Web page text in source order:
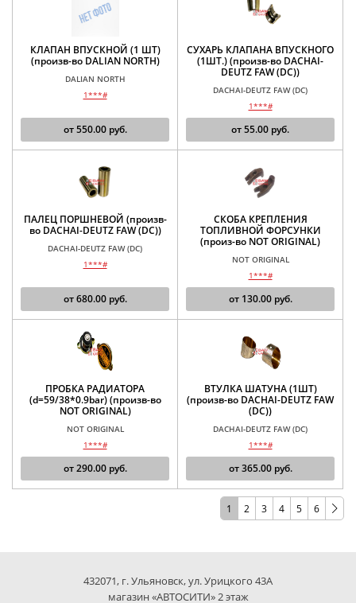
КЛАПАН ВПУСКНОЙ (1 ШТ)
(произв-во DALIAN NORTH)
DALIAN NORTH
1***#
от550.00руб.
СУХАРЬ КЛАПАНА ВПУСКНОГО
(1ШТ.) (произв-во DACHAI-
DEUTZ FAW (DC))
DACHAI-DEUTZ FAW (DC)
1***#
от55.00 руб.
ПАЛЕЦ ПОРШНЕВОЙ (произв-
во DACHAI-DEUTZ FAW (DC))
DACHAI-DEUTZ FAW (DC)
1***#
от680.00руб.
СКОБА КРЕПЛЕНИЯ
ТОПЛИВНОЙ ФОРСУНКИ
(произ-во NOT ORIGINAL)
NOT ORIGINAL
1***#
от 130.00руб.
ПРОБКА РАДИАТОРА
(d=59/38*0.9bar) (произв-во
NOT ORIGINAL)
NOT ORIGINAL
1***#
от290.00руб.
ВТУЛКА ШАТУНА (1ШТ)
(произв-во DACHAI-DEUTZ FAW
(DC))
DACHAI-DEUTZ FAW (DC)
1***#
от365.00руб.
1 2 3 4 5 6
432071, г. Ульяновск, ул. Урицкого 43А
магазин «АВТОСИТИ» 2 этаж